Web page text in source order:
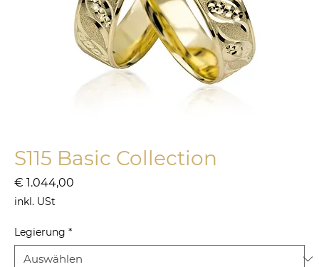
S115 Basic Collection
€ 1.044,00
inkl. USt
Legierung *